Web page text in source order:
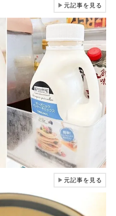
▶元記事を見る
▶元記事を見る